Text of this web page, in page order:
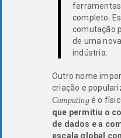
completo.
comutação
de uma
indústria.
Outro nome
criação e
Computingé o
que permitiu o
de dados e a
escala global